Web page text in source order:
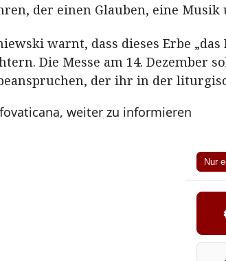
der einen Glauben, eine
warnt, dass dieses Erbe
Die Messe am 14. Dezember
der ihr in der
weiter zu informieren
Nur